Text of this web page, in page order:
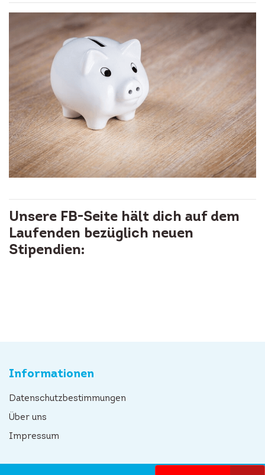
Unsere FB-Seite hält dich auf dem
Laufenden bezüglich neuen
Stipendien:
Informationen
Datenschutzbestimmungen
Über uns
Impressum